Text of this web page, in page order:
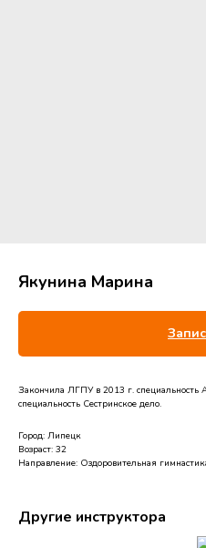
Якунина Марина
Закончила ЛГПУ в 2013 г.
специальность Сестринское дело.
Город: Липецк
Возраст: 32
Направление: Оздоровительная
Другие инструктора